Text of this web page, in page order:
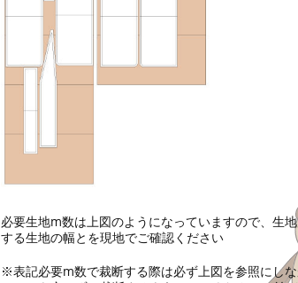
必要生地m数は上図のようになっていますので、生
する生地の幅とを現地でご確認ください
※表記必要m数で裁断する際は必ず上図を参照にし